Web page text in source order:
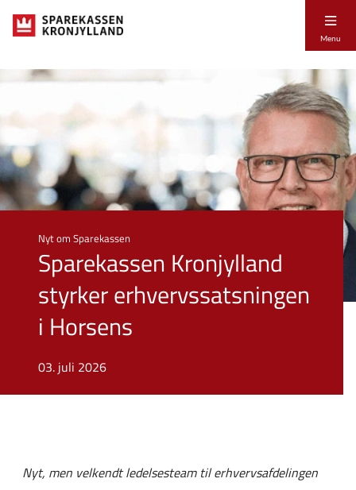
Menu
Nyt om Sparekassen
Sparekassen Kronjylland
styrker erhvervssatsningen
i Horsens
03. juli 2026
Nyt, men velkendt ledelsesteam til erhvervsafdelingen